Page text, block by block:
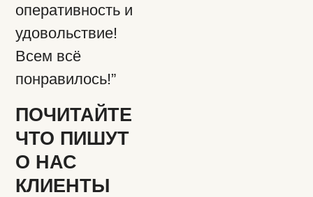
оперативность и
удовольствие!
Всем всё
понравилось!”
ПОЧИТАЙТЕ
ЧТО ПИШУТ
О НАС
КЛИЕНТЫ